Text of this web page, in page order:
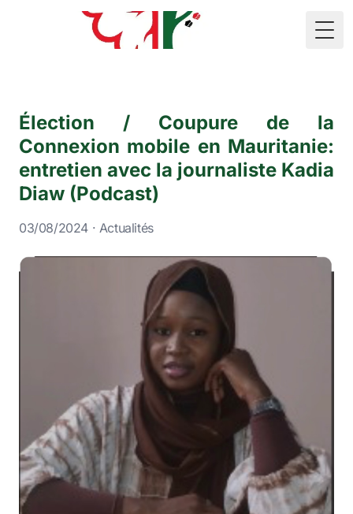
🇲🇷
Élection / Coupure de la
Connexion mobile en Mauritanie:
entretien avec la journaliste Kadia
Diaw (Podcast)
03/08/2024 · Actualités